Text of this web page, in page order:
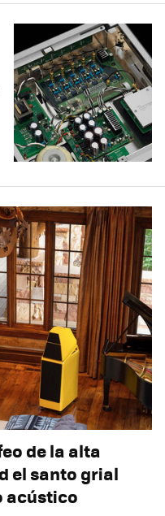
de la alta
el santo grial
acústico